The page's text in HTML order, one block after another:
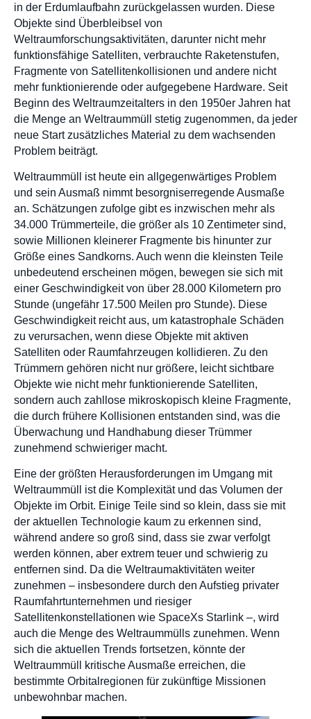
in der Erdumlaufbahn zurückgelassen wurden. Diese
Objekte sind Überbleibsel von
Weltraumforschungsaktivitäten, darunter nicht mehr
funktionsfähige Satelliten, verbrauchte Raketenstufen,
Fragmente von Satellitenkollisionen und andere nicht
mehr funktionierende oder aufgegebene Hardware. Seit
Beginn des Weltraumzeitalters in den 1950er Jahren hat
die Menge an Weltraummüll stetig zugenommen, da jeder
neue Start zusätzliches Material zu dem wachsenden
Problem beiträgt.
Weltraummüll ist heute ein allgegenwärtiges Problem
und sein Ausmaß nimmt besorgniserregende Ausmaße
an. Schätzungen zufolge gibt es inzwischen mehr als
34.000 Trümmerteile, die größer als 10 Zentimeter sind,
sowie Millionen kleinerer Fragmente bis hinunter zur
Größe eines Sandkorns. Auch wenn die kleinsten Teile
unbedeutend erscheinen mögen, bewegen sie sich mit
einer Geschwindigkeit von über 28.000 Kilometern pro
Stunde (ungefähr 17.500 Meilen pro Stunde). Diese
Geschwindigkeit reicht aus, um katastrophale Schäden
zu verursachen, wenn diese Objekte mit aktiven
Satelliten oder Raumfahrzeugen kollidieren. Zu den
Trümmern gehören nicht nur größere, leicht sichtbare
Objekte wie nicht mehr funktionierende Satelliten,
sondern auch zahllose mikroskopisch kleine Fragmente,
die durch frühere Kollisionen entstanden sind, was die
Überwachung und Handhabung dieser Trümmer
zunehmend schwieriger macht.
Eine der größten Herausforderungen im Umgang mit
Weltraummüll ist die Komplexität und das Volumen der
Objekte im Orbit. Einige Teile sind so klein, dass sie mit
der aktuellen Technologie kaum zu erkennen sind,
während andere so groß sind, dass sie zwar verfolgt
werden können, aber extrem teuer und schwierig zu
entfernen sind. Da die Weltraumaktivitäten weiter
zunehmen – insbesondere durch den Aufstieg privater
Raumfahrtunternehmen und riesiger
Satellitenkonstellationen wie SpaceXs Starlink –, wird
auch die Menge des Weltraummülls zunehmen. Wenn
sich die aktuellen Trends fortsetzen, könnte der
Weltraummüll kritische Ausmaße erreichen, die
bestimmte Orbitalregionen für zukünftige Missionen
unbewohnbar machen.